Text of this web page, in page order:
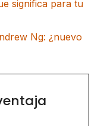
significa para tu
Ng: ¿nuevo